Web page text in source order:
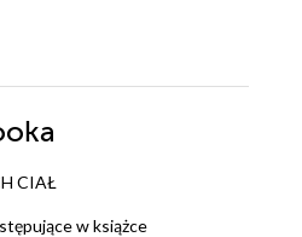
CIAŁ
w książce